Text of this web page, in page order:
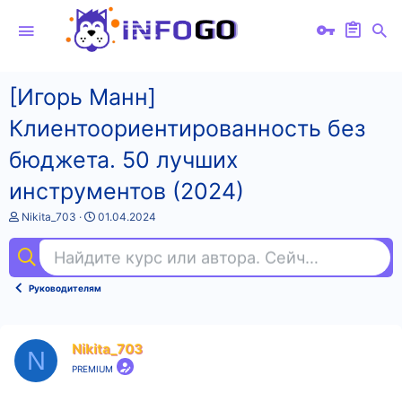
[Игорь Манн]
Клиентоориентированность без
бюджета. 50 лучших
инструментов (2024)
А
т
о
т
Nikita_703
Д
а
н
а
а
01.04.2024
Найдите курс или автора. Сейчас ищут
Руководителям
N Nikita_703
PREMIUM